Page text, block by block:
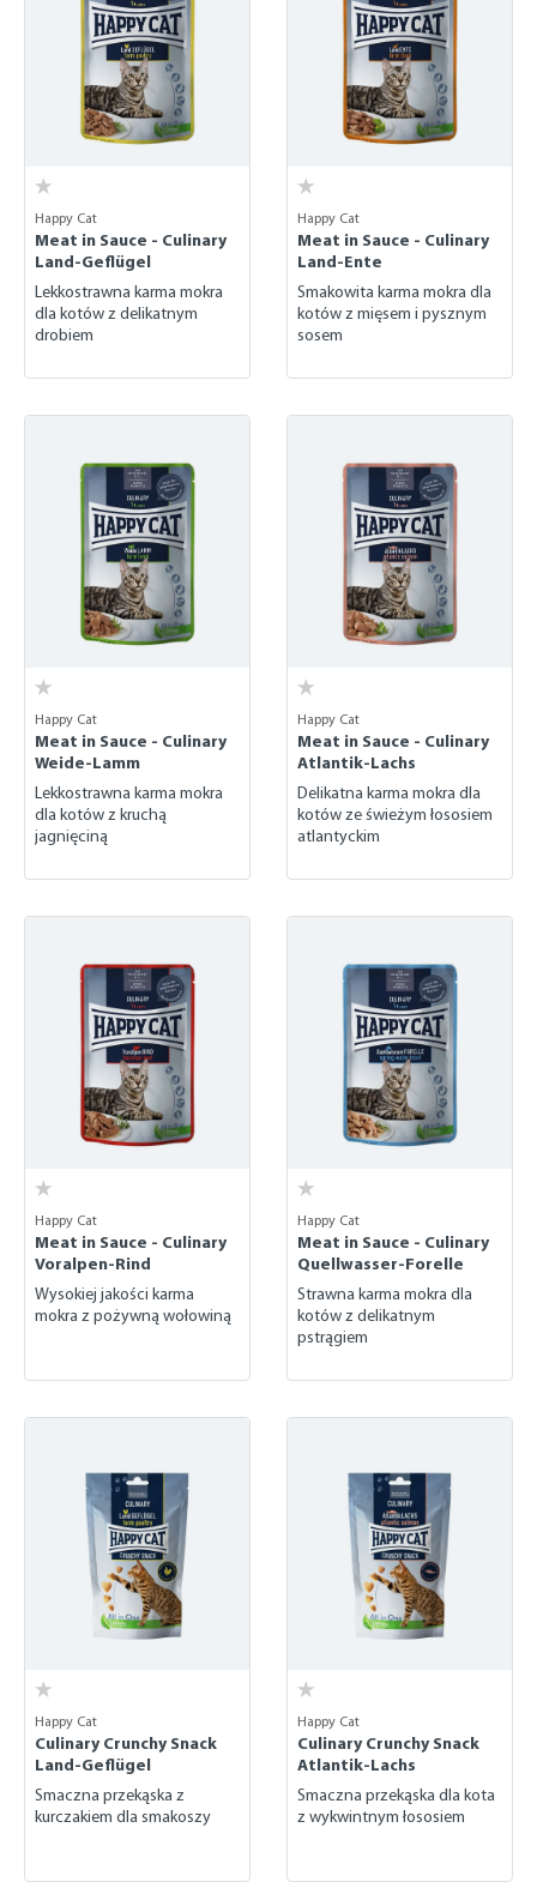
Happy Cat
Meat in Sauce - Culinary
Land-Geflügel
Lekkostrawna karma mokra
dla kotów z delikatnym
drobiem
Happy Cat
Meat in Sauce - Culinary
Land-Ente
Smakowita karma mokra dla
kotów z mięsem i pysznym
sosem
Happy Cat
Meat in Sauce - Culinary
Weide-Lamm
Lekkostrawna karma mokra
dla kotów z kruchą
jagnięciną
Happy Cat
Meat in Sauce - Culinary
Atlantik-Lachs
Delikatna karma mokra dla
kotów ze świeżym łososiem
atlantyckim
Happy Cat
Meat in Sauce - Culinary
Voralpen-Rind
Wysokiej jakości karma
mokra z pożywną wołowiną
Happy Cat
Meat in Sauce - Culinary
Quellwasser-Forelle
Strawna karma mokra dla
kotów z delikatnym
pstrągiem
Happy Cat
Culinary Crunchy Snack
Land-Geflügel
Smaczna przekąska z
kurczakiem dla smakoszy
Happy Cat
Culinary Crunchy Snack
Atlantik-Lachs
Smaczna przekąska dla kota
z wykwintnym łososiem